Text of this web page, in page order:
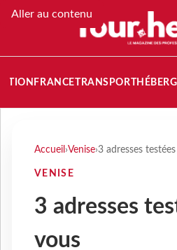
Aller au contenu
FRANCETRANSPORT
Accueil ›Venise›3 adresses
VENISE
3 adresses
vous